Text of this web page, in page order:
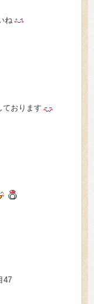
ね
ております
47